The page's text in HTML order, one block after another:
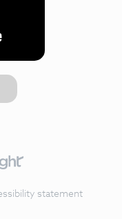
statement